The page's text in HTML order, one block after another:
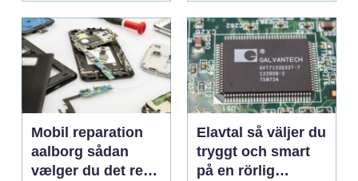
Mobil reparation
aalborg sådan
vælger du det rette
Elavtal så väljer du
tryggt och smart
på en rörlig